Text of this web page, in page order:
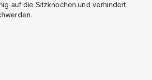
auf die Sitzknochen und verhindert